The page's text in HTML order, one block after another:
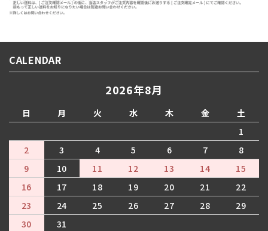
CALENDAR
2026年8月
日 月 火 水 木 金
土
1
2
3 4 5 6 7
8
9
10 11 12 13 14
15
16
17 18 19 20 21
22
23
24 25 26 27 28
29
30
31